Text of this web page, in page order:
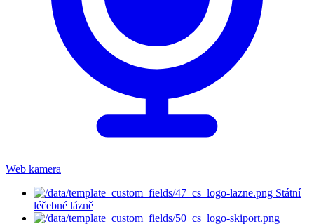
Web kamera
Státní
léčebné lázně